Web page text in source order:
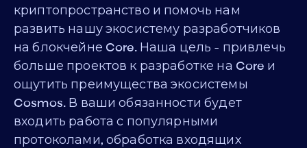
криптопространство и помочь нам
развить нашу экосистему разработчиков
на блокчейне Core. Наша цель - привлечь
больше проектов к разработке на Core и
ощутить преимущества экосистемы
Cosmos. В ваши обязанности будет
входить работа с популярными
протоколами, обработка входящих